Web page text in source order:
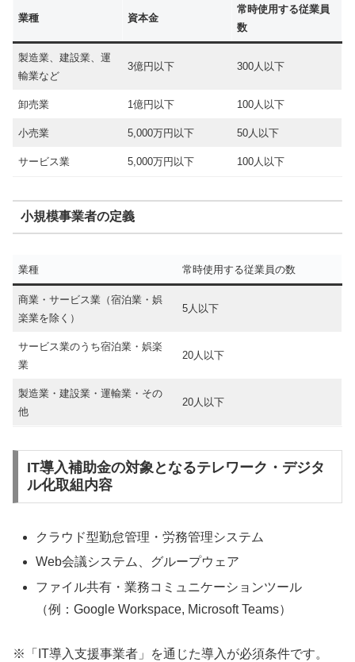
業種 資本金
常時使用する従業員
数
製造業、建設業、運
輸業など
3億円以下 300人以下
卸売業 1億円以下 100人以下
小売業 5,000万円以下 50人以下
サービス業 5,000万円以下 100人以下
小規模事業者の定義
業種 常時使用する従業員の数
商業・サービス業（宿泊業・娯
楽業を除く）
5人以下
サービス業のうち宿泊業・娯楽
業
20人以下
製造業・建設業・運輸業・その
他
20人以下
IT導入補助金の対象となるテレワーク・デジタ
ル化取組内容
クラウド型勤怠管理・労務管理システム
Web会議システム、グループウェア
ファイル共有・業務コミュニケーションツール
（例：Google Workspace, Microsoft Teams）
※「IT導入支援事業者」を通じた導入が必須条件です。